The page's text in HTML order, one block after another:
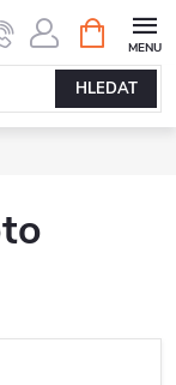
HLEDAT
NÁKUPNÍ
KOŠÍK